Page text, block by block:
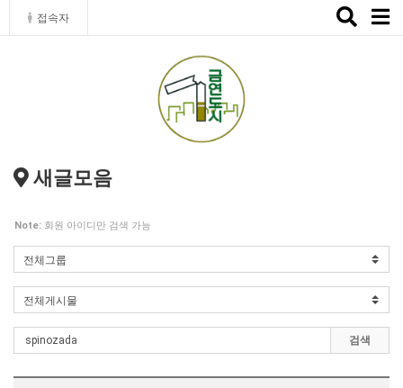
접속자
Toggle
새글모음
Note: 회원 아이디만 검색 가능
검색